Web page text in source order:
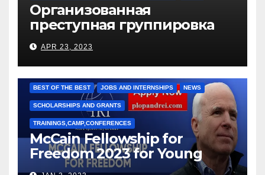
Организованная
преступная группировка
под руководством Игоря
Рижкова (Ryzhkov Ihor) и
Марии Соколовой
APR 23, 2023
BEST OF THE BEST JOBS AND INTERNSHIPS NEWS
SCHOLARSHIPS AND GRANTS
TRAININGS,CAMP,CONFERENCES
McCain Fellowship for
Freedom 2023 for Young
Leaders